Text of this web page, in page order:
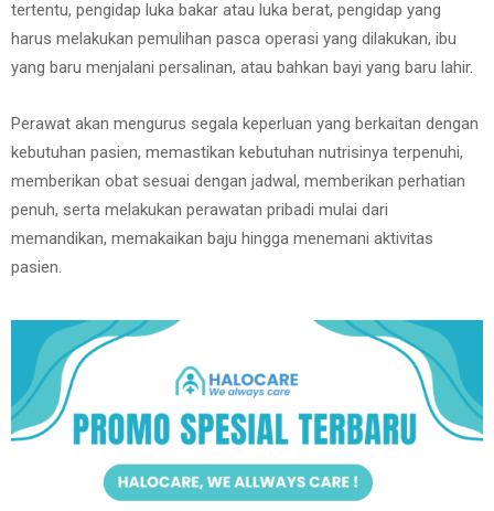
tertentu, pengidap luka bakar atau luka berat, pengidap yang
harus melakukan pemulihan pasca operasi yang dilakukan, ibu
yang baru menjalani persalinan, atau bahkan bayi yang baru lahir.
Perawat akan mengurus segala keperluan yang berkaitan dengan
kebutuhan pasien, memastikan kebutuhan nutrisinya terpenuhi,
memberikan obat sesuai dengan jadwal, memberikan perhatian
penuh, serta melakukan perawatan pribadi mulai dari
memandikan, memakaikan baju hingga menemani aktivitas
pasien.